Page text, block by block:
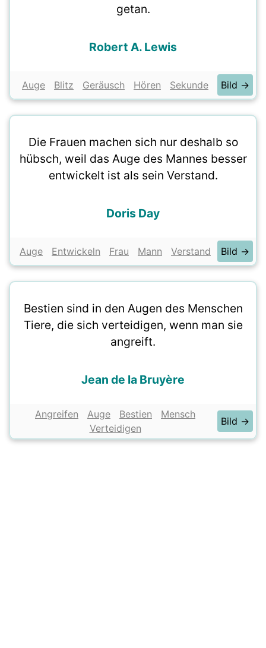
getan.
Robert A. Lewis
Auge Blitz Geräusch Hören Sekunde Bild →
Die Frauen machen sich nur deshalb so
hübsch, weil das Auge des Mannes besser
entwickelt ist als sein Verstand.
Doris Day
Auge Entwickeln Frau Mann Verstand Bild →
Bestien sind in den Augen des Menschen
Tiere, die sich verteidigen, wenn man sie
angreift.
Jean de la Bruyère
Angreifen Auge Bestien
Mensch
Verteidigen
Bild →